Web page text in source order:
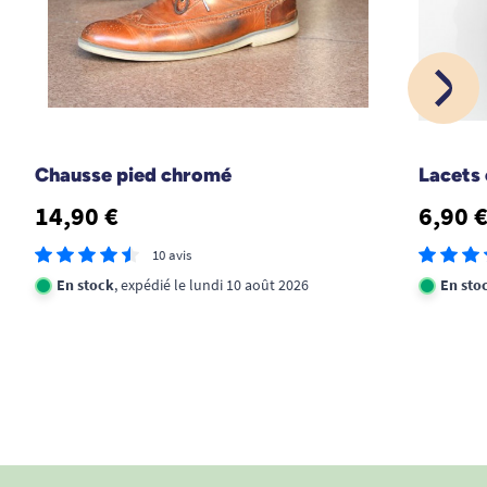
entière satisfaction pour son utilisation. rapport
qualité/prix satisfaisant
B. Arlette
Chausse pied chromé
14,90 €
10 avis
En stock, expédié le lundi 10 août 2026
Lacets
6,90
En